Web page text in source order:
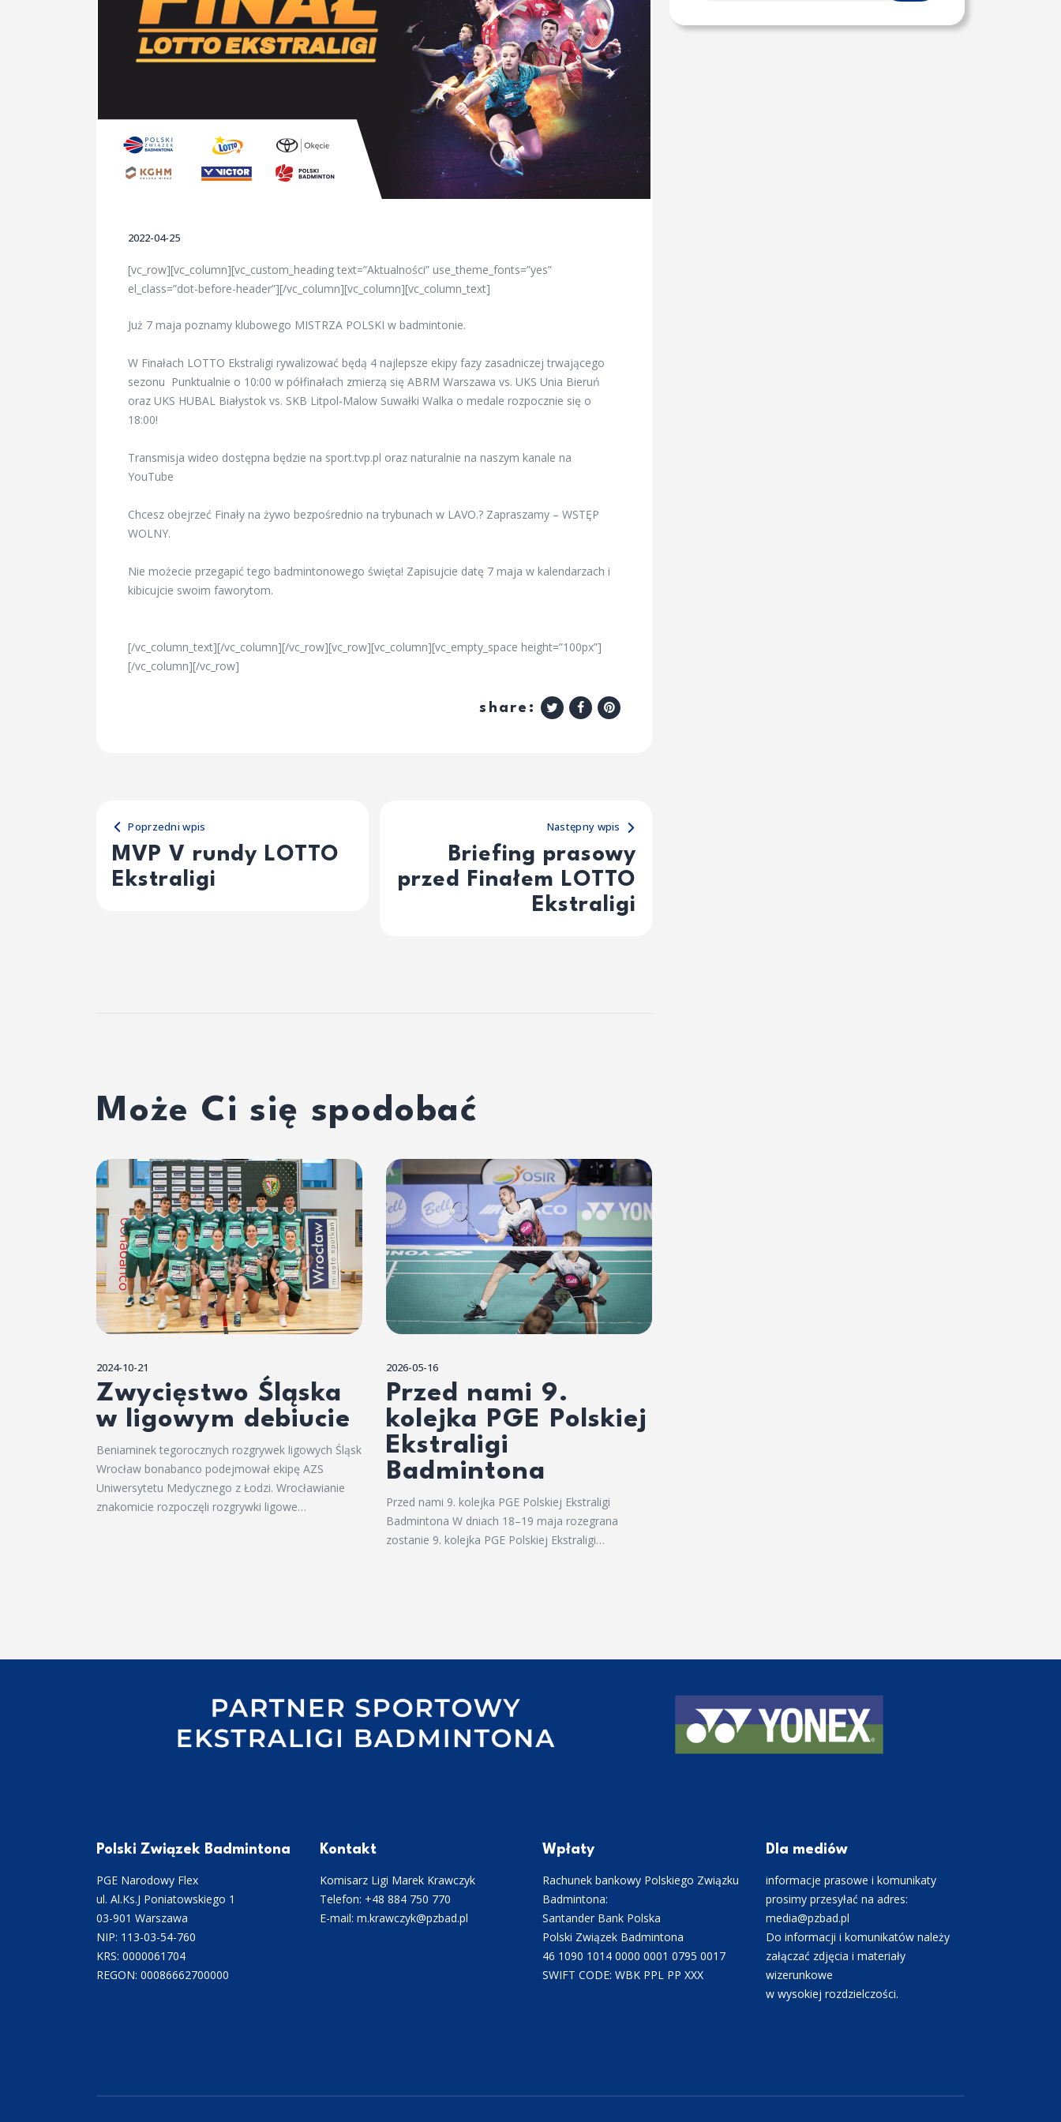
2022-04-25
[vc_row][vc_column][vc_custom_heading text=”Aktualności” use_theme_fonts=”yes”
el_class=”dot-before-header”][/vc_column][vc_column][vc_column_text]
Już 7 maja poznamy klubowego MISTRZA POLSKI w badmintonie.
W Finałach LOTTO Ekstraligi rywalizować będą 4 najlepsze ekipy fazy zasadniczej trwającego
sezonu Punktualnie o 10:00 w półfinałach zmierzą się ABRM Warszawa vs. UKS Unia Bieruń
oraz UKS HUBAL Białystok vs. SKB Litpol-Malow Suwałki Walka o medale rozpocznie się o
18:00!
Transmisja wideo dostępna będzie na sport.tvp.pl oraz naturalnie na naszym kanale na
YouTube
Chcesz obejrzeć Finały na żywo bezpośrednio na trybunach w LAVO.? Zapraszamy – WSTĘP
WOLNY.
Nie możecie przegapić tego badmintonowego święta! Zapisujcie datę 7 maja w kalendarzach i
kibicujcie swoim faworytom.
[/vc_column_text][/vc_column][/vc_row][vc_row][vc_column][vc_empty_space height=”100px”]
[/vc_column][/vc_row]
share:
Poprzedni wpis
MVP V rundy LOTTO
Ekstraligi
Następny wpis
Briefing prasowy
przed Finałem LOTTO
Ekstraligi
Może Ci się spodobać
2024-10-21
Zwycięstwo Śląska
w ligowym debiucie
Beniaminek tegorocznych rozgrywek ligowych Śląsk
Wrocław bonabanco podejmował ekipę AZS
Uniwersytetu Medycznego z Łodzi. Wrocławianie
znakomicie rozpoczęli rozgrywki ligowe…
2026-05-16
Przed nami 9.
kolejka PGE Polskiej
Ekstraligi
Badmintona
Przed nami 9. kolejka PGE Polskiej Ekstraligi
Badmintona W dniach 18–19 maja rozegrana
zostanie 9. kolejka PGE Polskiej Ekstraligi…
Polski Związek Badmintona
PGE Narodowy Flex
ul. Al.Ks.J Poniatowskiego 1
03-901 Warszawa
NIP: 113-03-54-760
KRS: 0000061704
REGON: 00086662700000
Kontakt
Komisarz Ligi Marek Krawczyk
Telefon: +48 884 750 770
E-mail: m.krawczyk@pzbad.pl
Wpłaty
Rachunek bankowy Polskiego Związku
Badmintona:
Santander Bank Polska
Polski Związek Badmintona
46 1090 1014 0000 0001 0795 0017
SWIFT CODE: WBK PPL PP XXX
Dla mediów
informacje prasowe i komunikaty
prosimy przesyłać na adres:
media@pzbad.pl
Do informacji i komunikatów należy
załączać zdjęcia i materiały
wizerunkowe
w wysokiej rozdzielczości.